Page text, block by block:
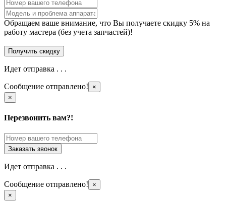
Обращаем ваше внимание, что Вы получаете скидку 5% на
работу мастера (без учета запчастей)!
Идет отправка . . .
Сообщение отправлено!
×
×
Перезвонить вам?!
Идет отправка . . .
Сообщение отправлено!
×
×